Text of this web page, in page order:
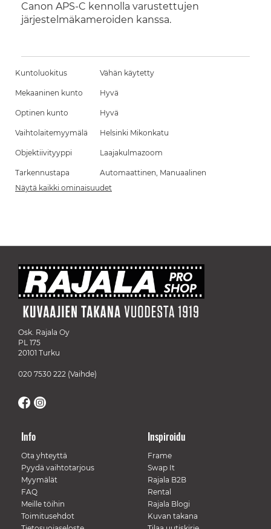
Canon APS-C kennolla varustettujen
järjestelmäkameroiden kanssa.
Kuntoluokitus Vähän käytetty
Mekaaninen kunto Hyvä
Optinen kunto Hyvä
Vaihtolaitemyymälä Helsinki Mikonkatu
Objektiivityyppi Laajakulmazoom
Tarkennustapa
Automaattinen, Manuaalinen
Näytä kaikki ominaisuudet
Osk. Rajala Oy
PL 175
20101 Turku
020 7530 222 (Vaihde)
Info
Ota yhteyttä
Pyydä vaihtotarjous
Myymälät
FAQ
Meille töihin
Toimitusehdot
Inspiroidu
Frame
Swap It
Rajala B2B
Rental
Rajala Blogi
Kuvan takana